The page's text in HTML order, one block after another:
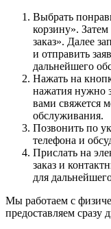
Выбрать
корзину».
заказ». Далее
и отправить
дальнейшего
Нажать на
нажатия нужно
вами свяжется
обслуживания.
Позвонить по
телефона и
Прислать на
заказ и
для
Мы работаем с
предоставляем сразу